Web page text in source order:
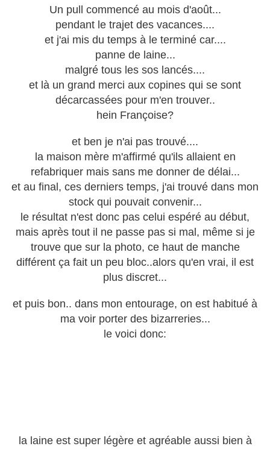
Un pull commencé au mois d'août...
pendant le trajet des vacances....
et j'ai mis du temps à le terminé car....
panne de laine...
malgré tous les sos lancés....
et là un grand merci aux copines qui se sont
décarcassées pour m'en trouver..
hein Françoise?
et ben je n'ai pas trouvé....
la maison mère m'affirmé qu'ils allaient en
refabriquer mais sans me donner de délai...
et au final, ces derniers temps, j'ai trouvé dans mon
stock qui pouvait convenir...
le résultat n'est donc pas celui espéré au début,
mais après tout il ne passe pas si mal, même si je
trouve que sur la photo, ce haut de manche
différent ça fait un peu bloc..alors qu'en vrai, il est
plus discret...
et puis bon.. dans mon entourage, on est habitué à
ma voir porter des bizarreries...
le voici donc:
la laine est super légère et agréable aussi bien à